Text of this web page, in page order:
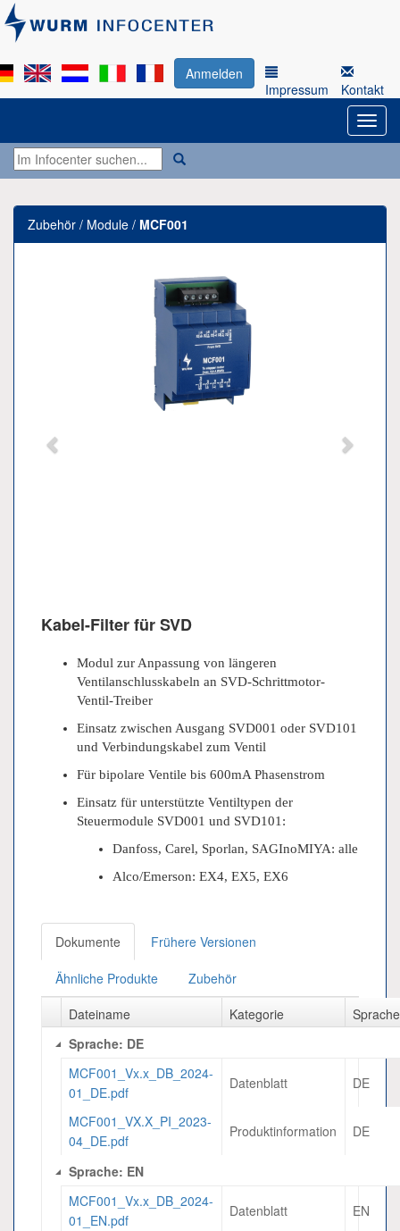
Anmelden
Impressum
Kontakt
Zubehör / Module / MCF001
Kabel-Filter für SVD
Modul zur Anpassung von längeren
Ventilanschlusskabeln an SVD-Schrittmotor-
Ventil-Treiber
Einsatz zwischen Ausgang SVD001 oder SVD101
und Verbindungskabel zum Ventil
Für bipolare Ventile bis 600mA Phasenstrom
Einsatz für unterstützte Ventiltypen der
Steuermodule SVD001 und SVD101:
Danfoss, Carel, Sporlan, SAGInoMIYA: alle
Alco/Emerson: EX4, EX5, EX6
Dokumente Frühere Versionen
Ähnliche Produkte
Zubehör
Dateiname
Kategorie
Sprache
Sprache: DE
MCF001_Vx.x_DB_2024-
01_DE.pdf
Datenblatt DE
MCF001_VX.X_PI_2023-
04_DE.pdf
Produktinformation DE
Sprache: EN
MCF001_Vx.x_DB_2024-
01_EN.pdf
Datenblatt EN